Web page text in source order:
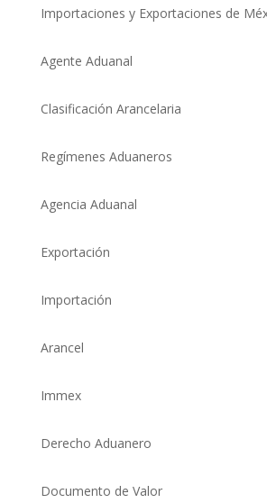
Importaciones y Exportaciones de
Agente Aduanal
Clasificación Arancelaria
Regímenes Aduaneros
Agencia Aduanal
Exportación
Importación
Arancel
Immex
Derecho Aduanero
Documento de Valor